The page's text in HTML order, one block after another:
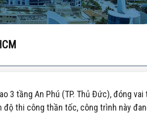
tầng An Phú (TP. Thủ Đức), đóng vai
độ thi công thần tốc, công trình này